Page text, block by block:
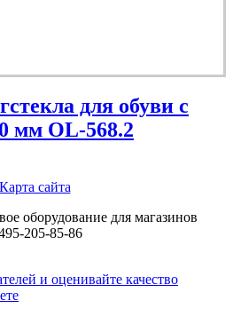
для обуви с
мм OL-568.2
Карта сайта
оборудование для магазинов
205-85-86